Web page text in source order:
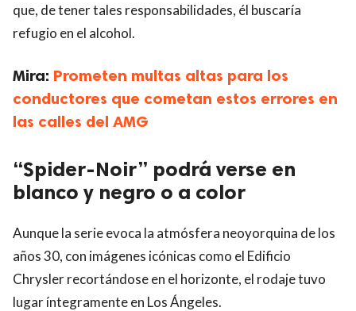
que, de tener tales responsabilidades, él buscaría
refugio en el alcohol.
Mira: Prometen multas altas para los
conductores que cometan estos errores en
las calles del AMG
“Spider-Noir” podrá verse en
blanco y negro o a color
Aunque la serie evoca la atmósfera neoyorquina de los
años 30, con imágenes icónicas como el Edificio
Chrysler recortándose en el horizonte, el rodaje tuvo
lugar íntegramente en Los Ángeles.